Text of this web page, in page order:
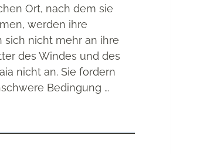
Ort, nach dem sie
werden ihre
sich nicht mehr an ihre
des Windes und des
nicht an. Sie fordern
Bedingung …